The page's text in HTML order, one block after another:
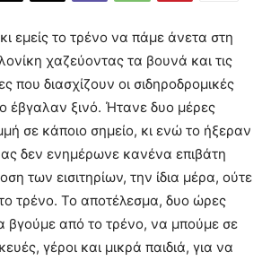
εμείς το τρένο να πάμε άνετα στη
χαζεύοντας τα βουνά και τις
που διασχίζουν οι σιδηροδρομικές
έβγαλαν ξινό. Ήτανε δυο μέρες
σε κάποιο σημείο, κι ενώ το ήξεραν
δεν ενημέρωνε κανένα επιβάτη
των εισιτηρίων, την ίδια μέρα, ούτε
τρένο. Το αποτέλεσμα, δυο ώρες
βγούμε από το τρένο, να μπούμε σε
γέροι και μικρά παιδιά, για να